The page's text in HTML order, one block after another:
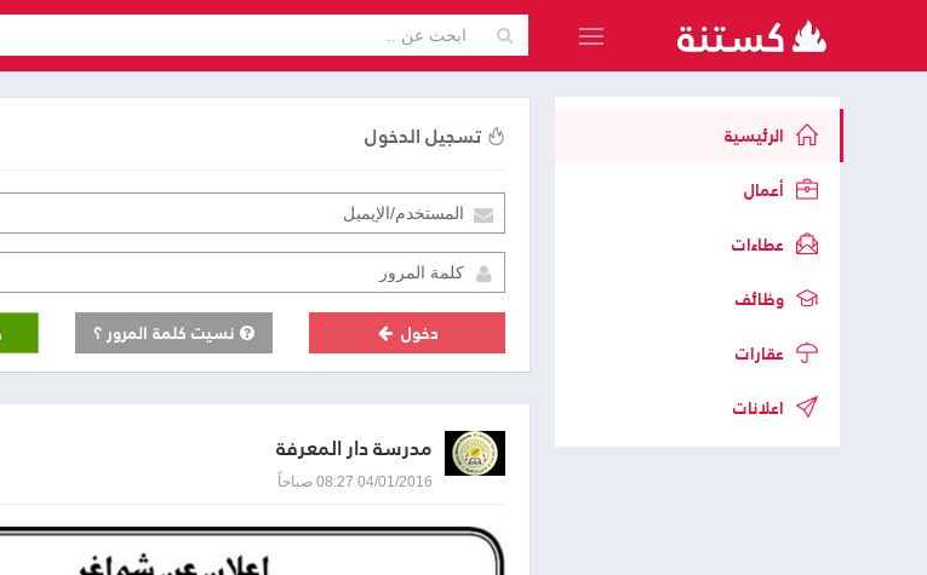
الرئيسية
أعمال
عطاءات
وظائف
عقارات
اعلانات
تسجيل الدخول
دخول نسيت كلمة المرور ؟
مدرسة دار المعرفة
04/01/2016 08:27 صباحاً